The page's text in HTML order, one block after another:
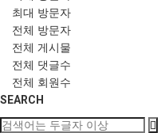
최대 방문자
전체 방문자
전체 게시물
전체 댓글수
전체 회원수
SEARCH